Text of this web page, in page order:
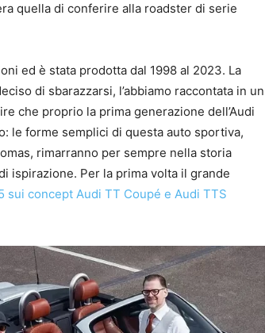
quella di conferire alla roadster di serie
ed è stata prodotta dal 1998 al 2023. La
di sbarazzarsi, l’abbiamo raccontata in un
che proprio la prima generazione dell’Audi
le forme semplici di questa auto sportiva,
rimarranno per sempre nella storia
ispirazione. Per la prima volta il grande
sui concept Audi TT Coupé e Audi TTS